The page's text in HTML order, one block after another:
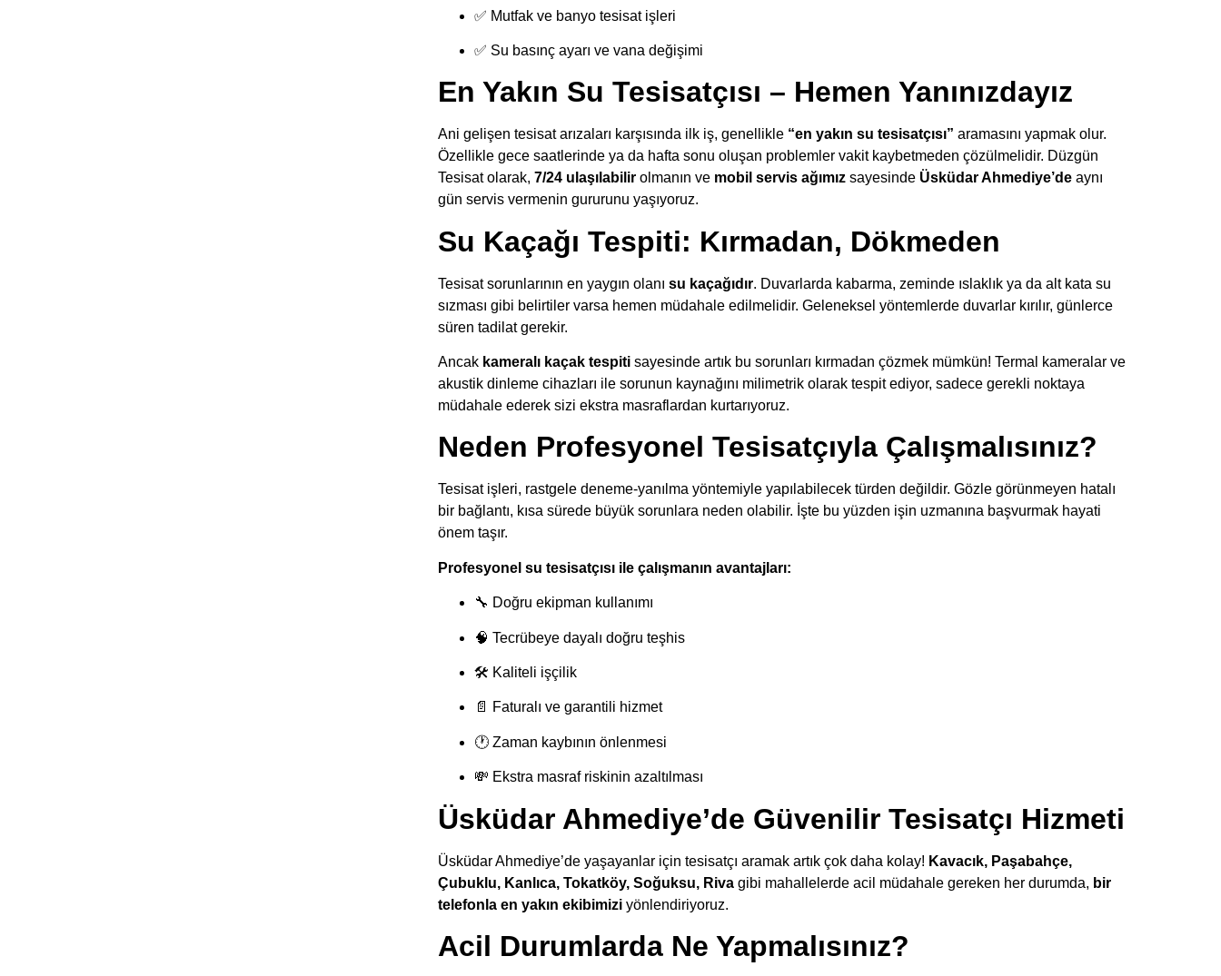
✅ Mutfak ve banyo tesisat işleri
✅ Su basınç ayarı ve vana değişimi
En Yakın Su Tesisatçısı – Hemen Yanınızdayız
Ani gelişen tesisat arızaları karşısında ilk iş, genellikle “en yakın su tesisatçısı” aramasını yapmak olur.
Özellikle gece saatlerinde ya da hafta sonu oluşan problemler vakit kaybetmeden çözülmelidir. Düzgün
Tesisat olarak, 7/24 ulaşılabilirolmanın ve mobil servis ağımızsayesinde Üsküdar Ahmediye’de aynı
gün servis vermenin gururunu yaşıyoruz.
Su Kaçağı Tespiti: Kırmadan, Dökmeden
Tesisat sorunlarının en yaygın olanı su kaçağıdır. Duvarlarda kabarma, zeminde ıslaklık ya da alt kata su
sızması gibi belirtiler varsa hemen müdahale edilmelidir. Geleneksel yöntemlerde duvarlar kırılır, günlerce
süren tadilat gerekir.
Ancak kameralı kaçak tespitisayesinde artık bu sorunları kırmadan çözmek mümkün! Termal kameralar ve
akustik dinleme cihazları ile sorunun kaynağını milimetrik olarak tespit ediyor, sadece gerekli noktaya
müdahale ederek sizi ekstra masraflardan kurtarıyoruz.
Neden Profesyonel Tesisatçıyla Çalışmalısınız?
Tesisat işleri, rastgele deneme-yanılma yöntemiyle yapılabilecek türden değildir. Gözle görünmeyen hatalı
bir bağlantı, kısa sürede büyük sorunlara neden olabilir. İşte bu yüzden işin uzmanına başvurmak hayati
önem taşır.
Profesyonel su tesisatçısı ile çalışmanın avantajları:
🔧 Doğru ekipman kullanımı
🧠 Tecrübeye dayalı doğru teşhis
🛠 Kaliteli işçilik
📄 Faturalı ve garantili hizmet
🕐 Zaman kaybının önlenmesi
💸 Ekstra masraf riskinin azaltılması
Üsküdar Ahmediye’de Güvenilir Tesisatçı Hizmeti
Üsküdar Ahmediye’de yaşayanlar için tesisatçı aramak artık çok daha kolay! Kavacık, Paşabahçe,
Çubuklu, Kanlıca, Tokatköy, Soğuksu, Rivagibi mahallelerde acil müdahale gereken her durumda, bir
telefonla en yakın ekibimiziyönlendiriyoruz.
Acil Durumlarda Ne Yapmalısınız?